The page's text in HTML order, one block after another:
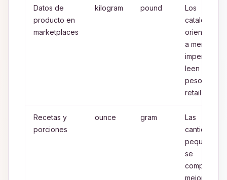
Datos de
producto en
marketplaces
kilogram pound
Los
catalogos
orientados
a mercado
imperial
leen mejor
pesos
retail en lb
Recetas y
porciones
ounce gram
Las
cantidades
pequenas
se
comparan
mejor con